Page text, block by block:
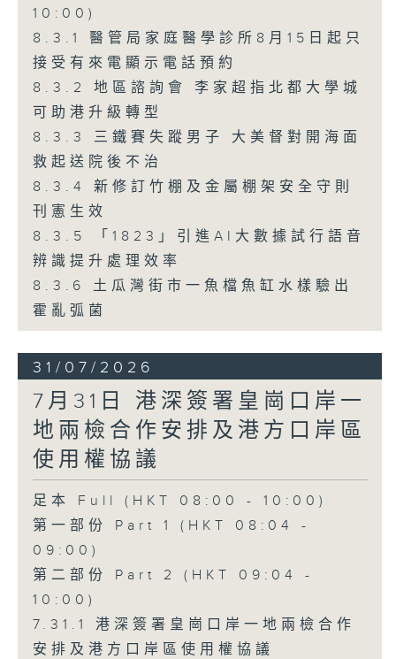
10:00)
8.3.1 醫管局家庭醫學診所8月15日起只
接受有來電顯示電話預約
8.3.2 地區諮詢會 李家超指北都大學城
可助港升級轉型
8.3.3 三鐵賽失蹤男子 大美督對開海面
救起送院後不治
8.3.4 新修訂竹棚及金屬棚架安全守則
刊憲生效
8.3.5 「1823」引進AI大數據試行語音
辨識提升處理效率
8.3.6 土瓜灣街市一魚檔魚缸水樣驗出
霍亂弧菌
31/07/2026
7月31日 港深簽署皇崗口岸一
地兩檢合作安排及港方口岸區
使用權協議
足本 Full (HKT 08:00 - 10:00)
第一部份 Part 1 (HKT 08:04 -
09:00)
第二部份 Part 2 (HKT 09:04 -
10:00)
7.31.1 港深簽署皇崗口岸一地兩檢合作
安排及港方口岸區使用權協議